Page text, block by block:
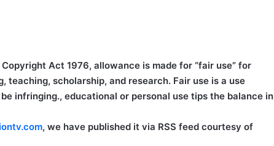
Act 1976, allowance is made for “fair use” for
scholarship, and research. Fair use is a use
infringing., educational or personal use tips the balance in
, we have published it via RSS feed courtesy of